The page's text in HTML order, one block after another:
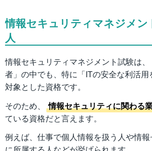
情報セキュリティマネジメン
人
情報セキュリティマネジメント試験は
者」の中でも、特に「ITの安全な利活
対象とした資格です。
そのため、
情報セキュリティに関わる
ている資格だと言えます。
例えば、仕事で個人情報を扱う人や情